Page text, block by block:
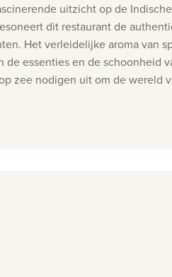
uitzicht op de
dit restaurant de
Het verleidelijke aroma van
essenties en de schoonheid
zee nodigen uit om de wereld